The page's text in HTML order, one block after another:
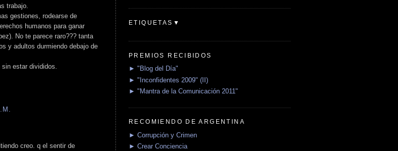
trabajo.
gestiones, rodearse de
humanos para ganar
No te parece raro??? tanta
y adultos durmiendo debajo de
estar divididos.
creo. q el sentir de
ETIQUETAS▼
PREMIOS RECIBIDOS
► "Blog del Día"
► "Inconfidentes 2009" (II)
► "Mantra de la Comunicación 2011"
RECOMIENDO DE ARGENTINA
► Corrupción y Crimen
► Crear Conciencia